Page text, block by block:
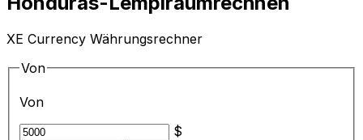
XE Currency Währungsrechner
Von
Von
$